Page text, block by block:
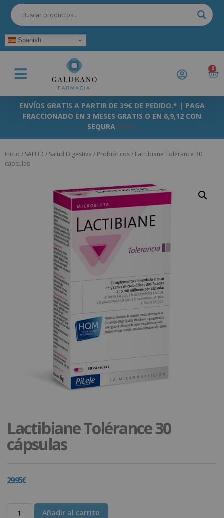
Spanish
0
ENVÍOS GRATIS A PARTIR DE 39€ DE PEDIDO.* | PAGA
FRACCIONADO EN 3 MESES GRATIS O EN 6,9,12 CON
SEQURA +info
Inicio / SALUD / Salud Digestiva / Probióticos/ Lactibiane Tolérance 30
cápsulas
Lactibiane Tolérance 30
cápsulas
29.95€
Añadir al carrito